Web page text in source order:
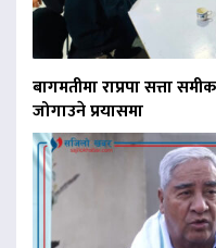
बागमतीमा राप्रपा सत्ता
जोगाउने प्रयासमा